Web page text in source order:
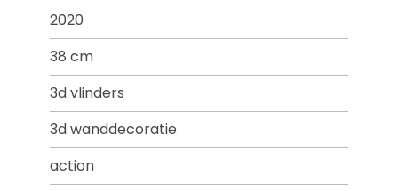
2020
38 cm
3d vlinders
3d wanddecoratie
action